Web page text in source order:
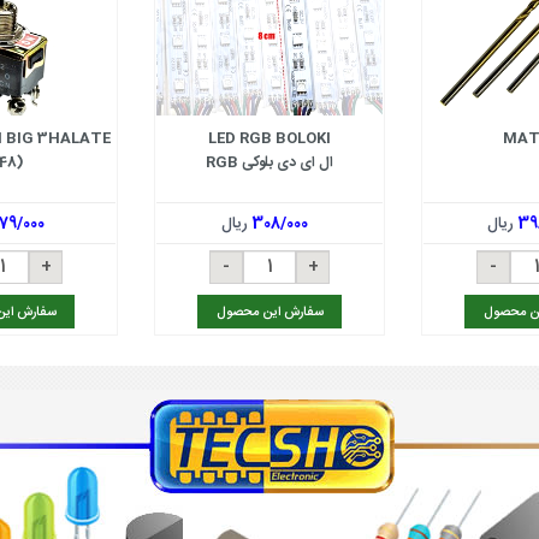
BIG 3HALATE
000
سفارش
LED RGB BOLOKI
ال ای دی بلوکی RGB
308/000ریال
سفارش این محصول
ریال
محصول